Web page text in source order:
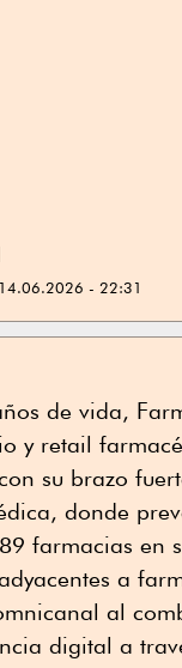
14.06.2026 - 22:31
de vida,
y retail
su brazo
donde
farmacias en
a
al
digital a